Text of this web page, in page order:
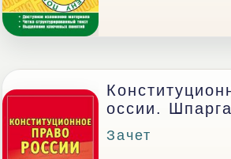
Оссии.
Зачет